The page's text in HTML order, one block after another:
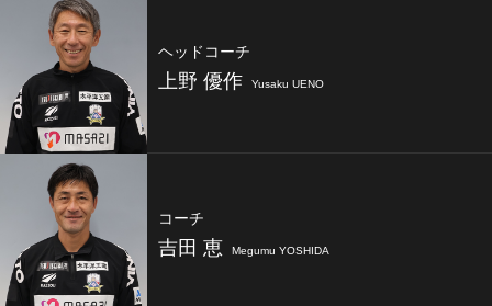
ヘッドコーチ
上野 優作 Yusaku UENO
コーチ
吉田 恵 Megumu YOSHIDA